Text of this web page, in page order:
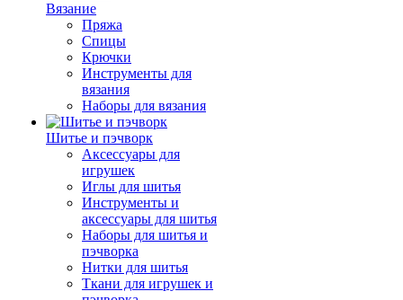
Вязание
Пряжа
Спицы
Крючки
Инструменты для
вязания
Наборы для вязания
Шитье и пэчворк
Аксессуары для
игрушек
Иглы для шитья
Инструменты и
аксессуары для шитья
Наборы для шитья и
пэчворка
Нитки для шитья
Ткани для игрушек и